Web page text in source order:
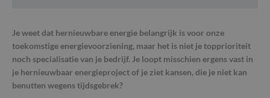
Je weet dat hernieuwbare energie belangrijk is voor onze
toekomstige energievoorziening, maar het is niet je topprioriteit
noch specialisatie van je bedrijf. Je loopt misschien ergens vast in
je hernieuwbaar energieproject of je ziet kansen, die je niet kan
benutten wegens tijdsgebrek?